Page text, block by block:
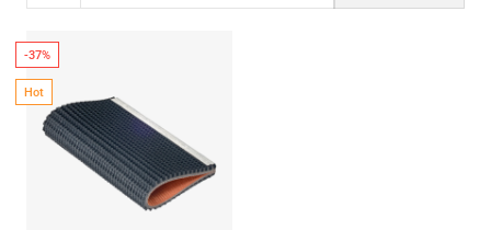
-37%
Hot